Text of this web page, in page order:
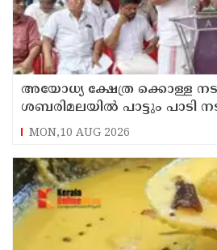
അയോധ്യ ക്ഷേത്ര ക്കൊള്ള
ശബരിമലയിൽ പാട്ടും പാടി
കാണാനില്ല ; ഇ.പി.ജയരാജൻ
MON,10 AUG 2026